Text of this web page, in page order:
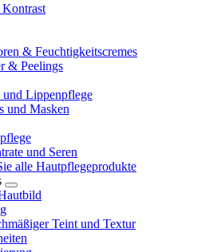
& Feuchtigkeitscremes
& Peelings
und Lippenpflege
und Masken
und Seren
alle Hautpflegeprodukte
Teint und Textur